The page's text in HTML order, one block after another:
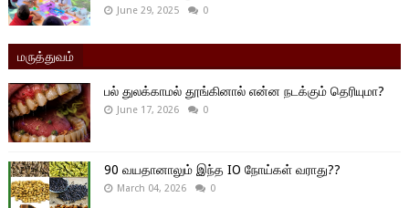
June 29, 2025 0
மருத்துவம்
பல் துலக்காமல் தூங்கினால் என்ன நடக்கும் தெரியுமா?
June 17, 2026 0
90 வயதானாலும் இந்த IO நோய்கள் வராது??
March 04, 2026 0